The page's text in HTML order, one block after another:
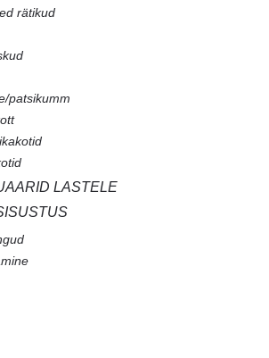
rätikud
patsikumm
LASTELE